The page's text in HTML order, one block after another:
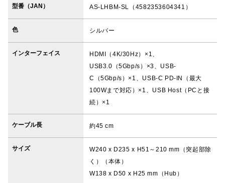
型番（JAN） AS-LHBM-SL（4582353604341）
色 シルバー
インターフェイス
HDMI（4K/30Hz）×1、
USB3.0（5Gbp/s）×3、USB-
C（5Gbp/s）×1、USB-C PD-IN（最大
100Wまで対応）×1、USB Host（PCと接
続）×1
ケーブル長 約45 cm
サイズ
W240 x D235 x H51～210 mm（突起部除
く）（本体）
W138 x D50 x H25 mm（Hub）